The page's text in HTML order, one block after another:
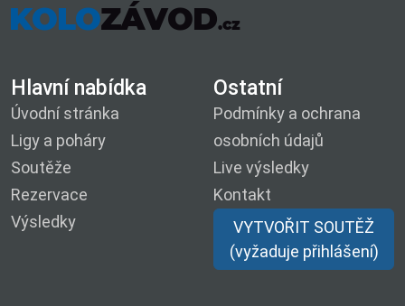
Hlavní nabídka
Úvodní stránka
Ligy a poháry
Soutěže
Rezervace
Výsledky
Ostatní
Podmínky a ochrana
osobních údajů
Live výsledky
Kontakt
VYTVOŘIT SOUTĚŽ
(vyžaduje přihlášení)